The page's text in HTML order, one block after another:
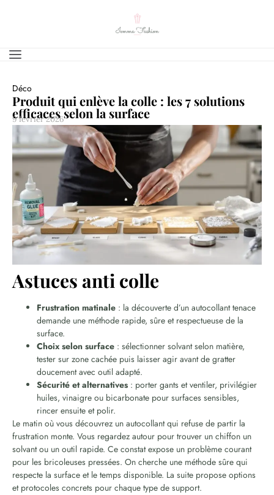
Déco
Produit qui enlève la colle : les 7 solutions
efficaces selon la surface
9 février 2026
Astuces anti colle
Frustration matinale : la découverte d’un autocollant tenace
demande une méthode rapide, sûre et respectueuse de la
surface.
Choix selon surface : sélectionner solvant selon matière,
tester sur zone cachée puis laisser agir avant de gratter
doucement avec outil adapté.
Sécurité et alternatives : porter gants et ventiler, privilégier
huiles, vinaigre ou bicarbonate pour surfaces sensibles,
rincer ensuite et polir.
Le matin où vous découvrez un autocollant qui refuse de partir la
frustration monte. Vous regardez autour pour trouver un chiffon un
solvant ou un outil rapide. Ce constat expose un problème courant
pour les bricoleuses pressées. On cherche une méthode sûre qui
respecte la surface et le temps disponible. La suite propose options
et protocoles concrets pour chaque type de support.